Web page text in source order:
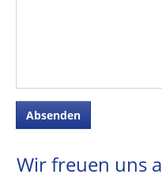
Wir freuen uns